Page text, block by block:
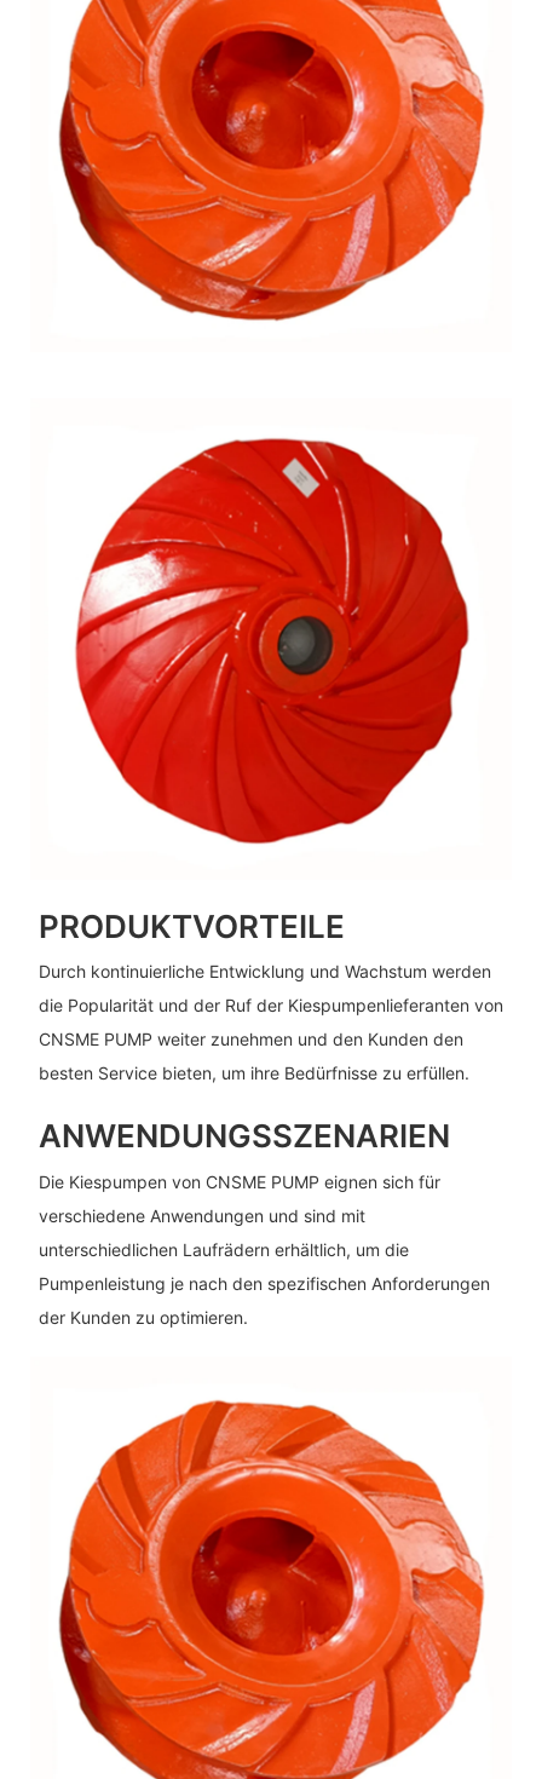
PRODUKTVORTEILE
Durch kontinuierliche Entwicklung und Wachstum werden
die Popularität und der Ruf der Kiespumpenlieferanten von
CNSME PUMP weiter zunehmen und den Kunden den
besten Service bieten, um ihre Bedürfnisse zu erfüllen.
ANWENDUNGSSZENARIEN
Die Kiespumpen von CNSME PUMP eignen sich für
verschiedene Anwendungen und sind mit
unterschiedlichen Laufrädern erhältlich, um die
Pumpenleistung je nach den spezifischen Anforderungen
der Kunden zu optimieren.